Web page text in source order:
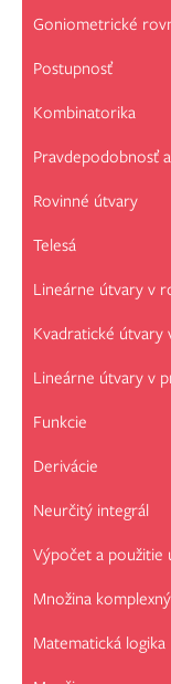
Goniometrické
Postupnosť
Kombinatorika
Pravdepodobnosť
Rovinné útvary
Telesá
Lineárne útvary v
Kvadratické útvary
Lineárne útvary v
Funkcie
Derivácie
Neurčitý integrál
Výpočet a použitie
Množina
Matematická logika